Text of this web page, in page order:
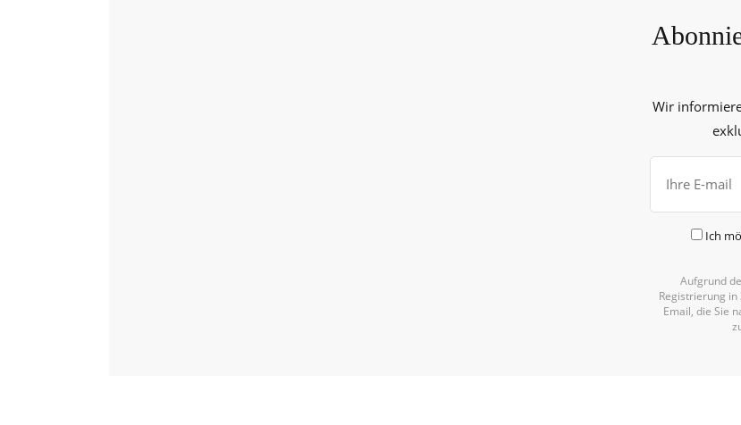
Wir
Ich
Aufgrund
Registrierung
Email, die Sie